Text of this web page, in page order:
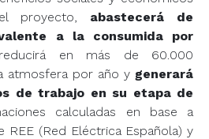
proyecto, abastecerá de
a la consumida por
en más de 60.000
atmosfera por año y generará
de trabajo en su etapa de
calculadas en base a
REE (Red Eléctrica Española) y